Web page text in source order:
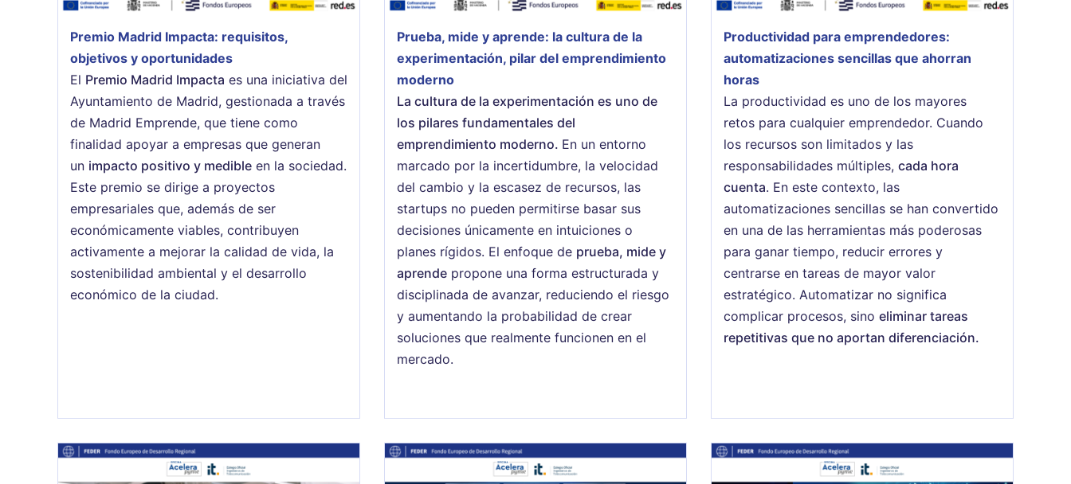
Premio Madrid Impacta: requisitos,
objetivos y oportunidades
El Premio Madrid Impacta es una iniciativa del
Ayuntamiento de Madrid, gestionada a través
de Madrid Emprende, que tiene como
finalidad apoyar a empresas que generan
un impacto positivo y medible en la sociedad.
Este premio se dirige a proyectos
empresariales que, además de ser
económicamente viables, contribuyen
activamente a mejorar la calidad de vida, la
sostenibilidad ambiental y el desarrollo
económico de la ciudad.
Prueba, mide y aprende: la cultura de la
experimentación, pilar del emprendimiento
moderno
La cultura de la experimentación es uno de
los pilares fundamentales del
emprendimiento moderno. En un entorno
marcado por la incertidumbre, la velocidad
del cambio y la escasez de recursos, las
startups no pueden permitirse basar sus
decisiones únicamente en intuiciones o
planes rígidos. El enfoque de prueba, mide y
aprende propone una forma estructurada y
disciplinada de avanzar, reduciendo el riesgo
y aumentando la probabilidad de crear
soluciones que realmente funcionen en el
mercado.
Productividad para emprendedores:
automatizaciones sencillas que ahorran
horas
La productividad es uno de los mayores
retos para cualquier emprendedor. Cuando
los recursos son limitados y las
responsabilidades múltiples, cada hora
cuenta. En este contexto, las
automatizaciones sencillas se han convertido
en una de las herramientas más poderosas
para ganar tiempo, reducir errores y
centrarse en tareas de mayor valor
estratégico. Automatizar no significa
complicar procesos, sino eliminar tareas
repetitivas que no aportan diferenciación.